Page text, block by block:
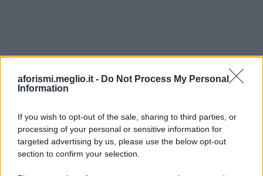
aforismi.meglio.it - Do Not Process My Personal
Information
If you wish to opt-out of the sale, sharing to third parties, or
processing of your personal or sensitive information for
targeted advertising by us, please use the below opt-out
section to confirm your selection.
Ricevi LE FRASI PIÙ BELLE via e-mail